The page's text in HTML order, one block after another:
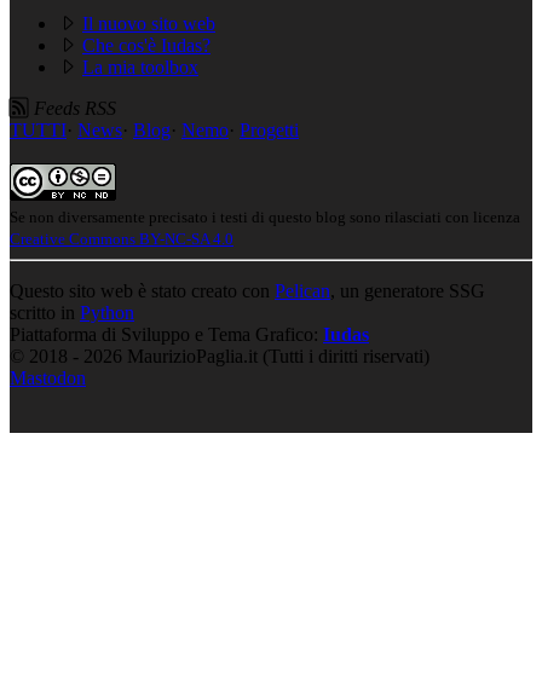
Il nuovo sito web
Che cos'è Iudas?
La mia toolbox
Feeds RSS
TUTTI· News· Blog· Nemo· Progetti
Se non diversamente precisato i testi di questo blog sono rilasciati con licenza
Creative Commons BY-NC-SA 4.0
Questo sito web è stato creato con Pelican, un generatore SSG
scritto in Python
Piattaforma di Sviluppo e Tema Grafico: Iudas
© 2018 - 2026 MaurizioPaglia.it (Tutti i diritti riservati)
Mastodon